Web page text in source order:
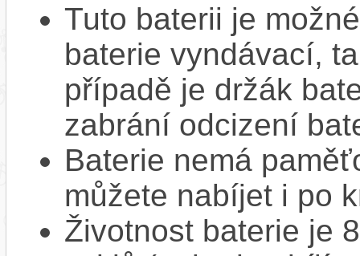
Tuto baterii je
baterie vyndávací,
případě je držák
zabrání odcizení
Baterie nemá
můžete nabíjet i po
Životnost baterie je